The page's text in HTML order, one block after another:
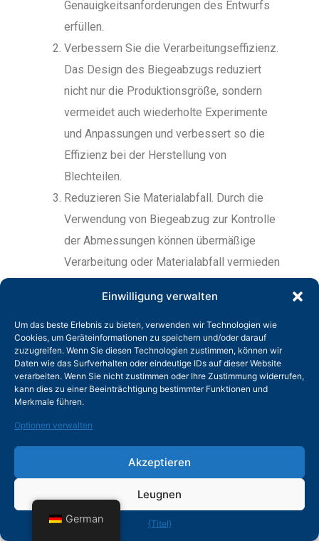
Einwilligung verwalten
Um das beste Erlebnis zu bieten, verwenden wir Technologien wie
Cookies, um Geräteinformationen zu speichern und/oder darauf
zuzugreifen. Wenn Sie diesen Technologien zustimmen, können wir
Daten wie das Surfverhalten oder eindeutige IDs auf dieser Website
verarbeiten. Wenn Sie nicht zustimmen oder Ihre Zustimmung widerrufen,
kann dies zu einer Beeinträchtigung bestimmter Funktionen und
Merkmale führen.
Optionen verwalten
Akzeptieren
Leugnen
{Titel}
Genauigkeitsanforderungen des Entwurfs
erfüllen.
Verbessern Sie die Verarbeitungseffizienz.
Das Design des Biegeabzugs reduziert
nicht nur die Produktionsgröße, sondern
vermeidet auch wiederholte Experimente
und Anpassungen und verbessert so die
Effizienz bei der Herstellung von
Blechteilen.
Reduzieren Sie Materialabfall. Durch die
Verwendung von Biegeabzug zur Kontrolle
der Abmessungen können übermäßige
Verarbeitung oder Materialabfall vermieden
Produktionseffizienz verbessert werden.
Kurz gesagt ist der Biegeabzug ein sehr
wichtiges Glied im Blechverarbeitungsprozess
und auch der Schlüssel zur Gewährleistung der
Qualität und Genauigkeit des fertigen Produkts.
Biegeabzugswert entsprechend der jeweiligen
Situation angemessen angepasst werden, um den
besten Verarbeitungseffekt zu erzielen.
German